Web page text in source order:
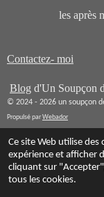
Ce site Web utilise
expérience et afficher
cliquant sur
tous les cookies.
les après
Contactez- moi
Blog d'Un Soupçon
© 2024 - 2026 un soupçon
Propulsé parWebador